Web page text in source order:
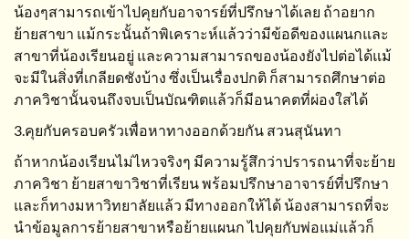
น้องๆสามารถเข้าไปคุยกับอาจารย์ที่ปรึกษาได้เลย ถ้าอยาก
ย้ายสาขา แม้กระนั้นถ้าพิเคราะห์แล้วว่ามีข้อดีของแผนกและ
สาขาที่น้องเรียนอยู่ และความสามารถของน้องยังไปต่อได้แม้
จะมีในสิ่งที่เกลียดชังบ้าง ซึ่งเป็นเรื่องปกติ ก็สามารถศึกษาต่อ
ภาควิชานั้นจนถึงจบเป็นบัณฑิตแล้วก็มีอนาคตที่ผ่องใสได้
3.คุยกับครอบครัวเพื่อหาทางออกด้วยกัน สวนสุนันทา
ถ้าหากน้องเรียนไม่ไหวจริงๆ มีความรู้สึกว่าปรารถนาที่จะย้าย
ภาควิชา ย้ายสาขาวิชาที่เรียน พร้อมปรึกษาอาจารย์ที่ปรึกษา
และก็ทางมหาวิทยาลัยแล้ว มีทางออกให้ได้ น้องสามารถที่จะ
นำข้อมูลการย้ายสาขาหรือย้ายแผนก ไปคุยกับพ่อแม่แล้วก็